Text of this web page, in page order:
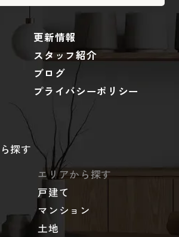
更新情報
スタッフ紹介
ブログ
プライバシーポリシー
探す
エリアから探す
戸建て
マンション
土地